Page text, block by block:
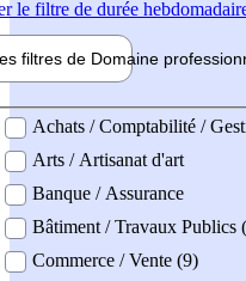
le filtre de durée
filtres de Domaine pro
professionel
Achats / Comptabilité /
Arts / Artisanat d'art
Banque / Assurance
Bâtiment / Travaux Publics
Commerce / Vente (9)